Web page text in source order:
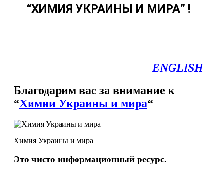
“ХИМИЯ УКРАИНЫ И МИРА” !
ENGLISH
Благодарим вас за внимание к
“Химии Украины и мира“
Химия Украины и мира
Это чисто информационный ресурс.